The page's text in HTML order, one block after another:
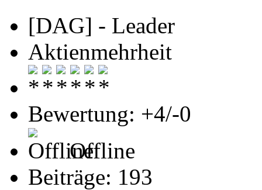
[DAG] - Leader
Aktienmehrheit
Bewertung: +4/-0
Offline
Beiträge: 193